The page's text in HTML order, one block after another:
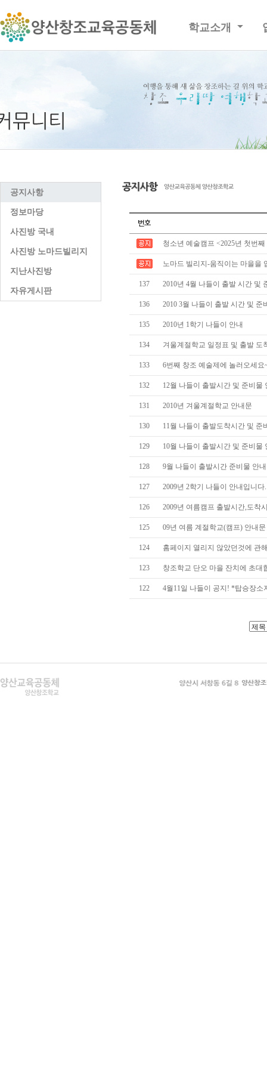
학교소개
공지사항
정보마당
사진방 국내
사진방 노마드빌리지
지난사진방
자유게시판
청소년 예술캠프 <2025년 첫번
노마드 빌리지-움직이는 마을을
137 2010년 4월 나들이 출발 시간 및
136 2010 3월 나들이 출발 시간 및 준
135 2010년 1학기 나들이 안내
134 겨울계절학교 일정표 및 출발 도
133 6번째 창조 예술제에 놀러오세요
132 12월 나들이 출발시간 및 준비물
131 2010년 겨울계절학교 안내문
130 11월 나들이 출발도착시간 및 준
129 10월 나들이 출발시간 및 준비물
128 9월 나들이 출발시간 준비물 안내
127 2009년 2학기 나들이 안내입니다.
126 2009년 여름캠프 출발시간,도착
125 09년 여름 계절학교(캠프) 안내
124 홈페이지 열리지 않았던것에 관
123 창조학교 단오 마을 잔치에 초대
122 4월11일 나들이 공지! *탑승장소